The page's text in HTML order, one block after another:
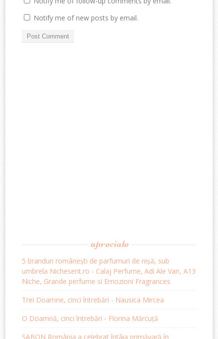
Notify me of new posts by email.
apreciate
5 branduri românești de parfumuri de nișă, sub
umbrela Nichesent.ro - Calaj Perfume, Adi Ale Van, A13
Niche, Grande perfume si Emozioni Fragrances
Trei Doamne, cinci întrebări - Nausica Mircea
O Doamnă, cinci întrebări - Florina Mărcuță
SABON România a celebrat întâia primăvară în